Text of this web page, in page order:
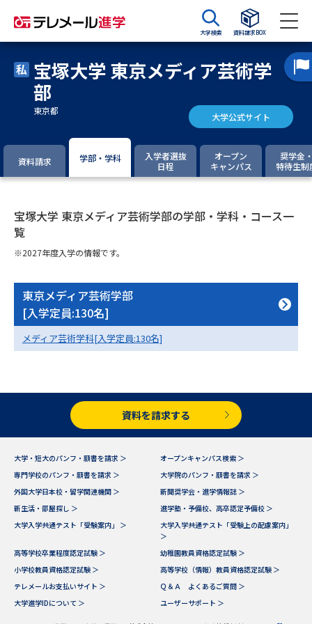
大学検索 資料請求BOX
資料請求 資料検索
大学パンフ 学部・学科パンフ
集要項＆願書
募集要項＆願書
過去問題集
専門学校の資料請求
留学・進学関連、塾・予備校
配慮案内」の請求
高等学校卒業程度認定試験
幼稚園教員資格認定試験 小学校教員資格認定試験
高等学校（情報）教員資格認定
試験
大学研究 大学検索
大学で学べる内容や特徴を調べる
国際・グローバルに強い大学特
宝塚大学 東京メディア芸術学
部
東京都 大学公式サイト
資料請求 学部・学科
入学者選抜
日程
オープン
キャンパス
奨学金
特待生制
宝塚大学 東京メディア芸術学部の学部・学科・コース一
覧
※2027年度入学の情報です。
東京メディア芸術学部
[入学定員:130名]
メディア芸術学科[入学定員:130名]
資料を請求する
大学・短大のパンフ・願書を請求 ＞
オープンキャンパス検索 ＞
専門学校のパンフ・願書を請求 ＞
大学院のパンフ・願書を請求 ＞
外国大学日本校・留学関連機関 ＞
新聞奨学会・進学情報誌 ＞
新生活・部屋探し ＞
進学塾・予備校、高卒認定予備校 ＞
大学入学共通テスト「受験案内」 ＞
大学入学共通テスト「受験上の配慮案内」
＞
高等学校卒業程度認定試験 ＞
幼稚園教員資格認定試験 ＞
小学校教員資格認定試験 ＞
高等学校（情報）教員資格認定試験 ＞
テレメールお支払いサイト ＞
Ｑ＆Ａ よくあるご質問 ＞
大学進学IDについて ＞
ユーザーサポート ＞